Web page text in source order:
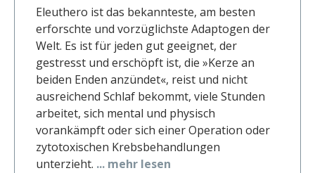
Eleuthero ist das bekannteste, am besten
erforschte und vorzüglichste Adaptogen der
Welt. Es ist für jeden gut geeignet, der
gestresst und erschöpft ist, die »Kerze an
beiden Enden anzündet«, reist und nicht
ausreichend Schlaf bekommt, viele Stunden
arbeitet, sich mental und physisch
vorankämpft oder sich einer Operation oder
zytotoxischen Krebsbehandlungen
unterzieht. ... mehr lesen